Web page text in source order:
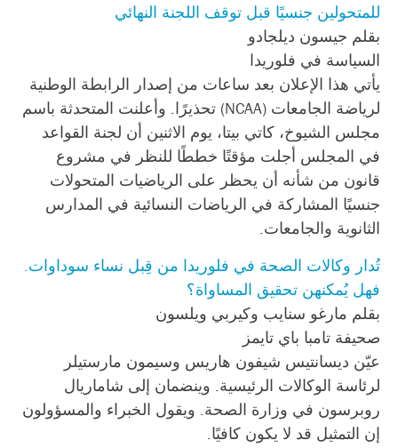
للمتحولين جنسيًا قبل توقف اللجنة النهائي
بقلم جيسون ديلجادو
السياسة في فلوريدا
يأتي هذا الإعلان بعد ساعات من إصدار الرابطة الوطنية
لرياضة الجامعات (NCAA) تحذيرًا. وأعلنت المتحدثة باسم
مجلس الشيوخ، كاتي بيتا، يوم الاثنين أن لجنة القواعد
في المجلس أجلت مؤقتًا خططًا للنظر في مشروع
قانون من شأنه أن يحظر على الرياضيات المتحولات
جنسيًا المشاركة في الرياضات النسائية في المدارس
الثانوية والجامعات.
تُدار وكالات الصحة في فلوريدا من قِبل نساء سوداوات.
فهل يُمكنهن تحقيق المساواة؟
بقلم مارغو سنايب وكيربي ويلسون
صحيفة تامبا باي تايمز
عيّن ديسانتيس شيفون هاريس وسيمون مارستيلر
لرئاسة الوكالات الرئيسية. وينضمان إلى شاماريال
روبرسون في وزارة الصحة. ويقول الخبراء والمسؤولون
إن التمثيل قد لا يكون كافيًا.